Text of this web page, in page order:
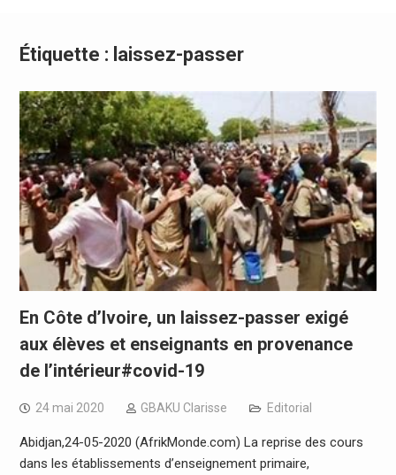
Étiquette : laissez-passer
En Côte d’Ivoire, un laissez-passer exigé
aux élèves et enseignants en provenance
de l’intérieur#covid-19
24 mai 2020 GBAKU Clarisse Editorial
Abidjan,24-05-2020 (AfrikMonde.com) La reprise des cours
dans les établissements d’enseignement primaire,